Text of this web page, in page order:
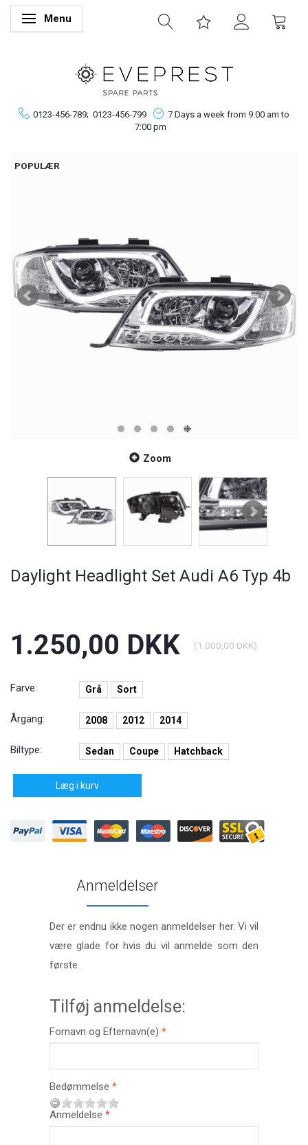
Skifte navigation
Menu
0123-456-789; 0123-456-799
7 Days a week from 9:00 am to
7:00 pm
POPULÆR
Zoom
Daylight Headlight Set Audi A6 Typ 4b
1.250,00 DKK (1.000,00 DKK)
Farve: Grå Sort
Årgang: 2008 2012 2014
Biltype: Sedan Coupe Hatchback
Læg i kurv
Anmeldelser
Der er endnu ikke nogen anmeldelser her. Vi vil
være glade for hvis du vil anmelde som den
første.
Tilføj anmeldelse:
Fornavn og Efternavn(e)
Bedømmelse
Anmeldelse